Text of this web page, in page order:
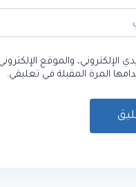
الإلكتروني، والموقع
المرة المقبلة في تعليقي.